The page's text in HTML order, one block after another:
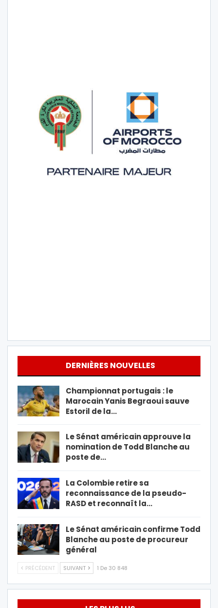
DERNIÈRES NOUVELLES
Championnat portugais : le
Marocain Yanis Begraoui sauve
Estoril de la…
Le Sénat américain approuve la
nomination de Todd Blanche au
poste de…
La Colombie retire sa
reconnaissance de la pseudo-
RASD et reconnaît la…
Le Sénat américain confirme Todd
Blanche au poste de procureur
général
PRÉCÉDENT SUIVANT 1 De 30 848